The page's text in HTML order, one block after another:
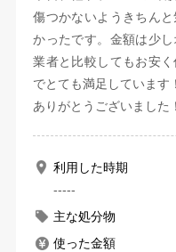
傷つかないようきちん
かったです。金額は少
業者と比較してもお安
でとても満足しています！
ありがとうございました！
利用した時期
-----
主な処分物
使った金額